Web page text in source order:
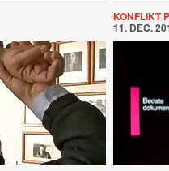
KONFLIKT
11. DEC.